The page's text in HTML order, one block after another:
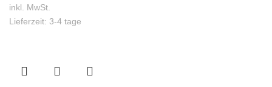
inkl. MwSt.
Lieferzeit: 3-4 tage